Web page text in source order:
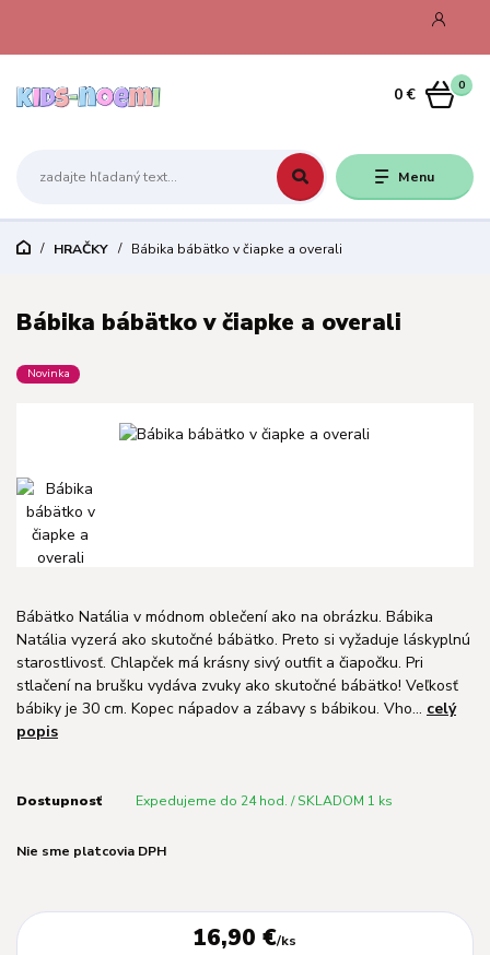
Menu
0
0 €
HRAČKY Bábika bábätko v čiapke a overali
Bábika bábätko v čiapke a overali
Novinka
Bábätko Natália v módnom oblečení ako na obrázku. Bábika
Natália vyzerá ako skutočné bábätko. Preto si vyžaduje láskyplnú
starostlivosť. Chlapček má krásny sivý outfit a čiapočku. Pri
stlačení na brušku vydáva zvuky ako skutočné bábätko! Veľkosť
bábiky je 30 cm. Kopec nápadov a zábavy s bábikou. Vho... celý
popis
Dostupnosť Expedujeme do 24 hod. / SKLADOM 1 ks
Nie sme platcovia DPH
16,90 €/ks